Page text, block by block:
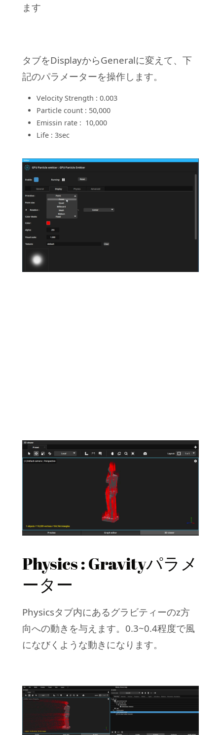
ます
タブをDisplayからGeneralに変えて、下
記のパラメーターを操作します。
Velocity Strength : 0.003
Particle count : 50,000
Emissin rate : 10,000
Life : 3sec
Physics : Gravityパラメ
ーター
Physicsタブ内にあるグラビティーのz方
向への動きを与えます。0.3~0.4程度で風
になびくような動きになります。